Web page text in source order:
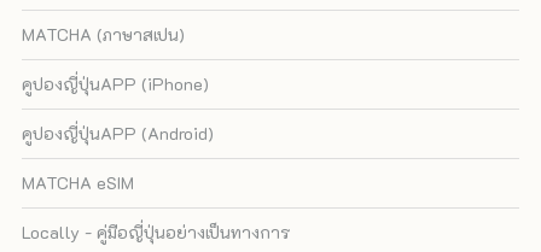
MATCHA (ภาษาสเปน)
คูปองญี่ปุ่นAPP (iPhone)
คูปองญี่ปุ่นAPP (Android)
MATCHA eSIM
Locally - คู่มือญี่ปุ่นอย่างเป็นทางการ